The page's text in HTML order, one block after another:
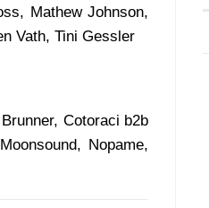
Mathew Johnson,
Vath, Tini Gessler
Cotoraci b2b
Nopame,